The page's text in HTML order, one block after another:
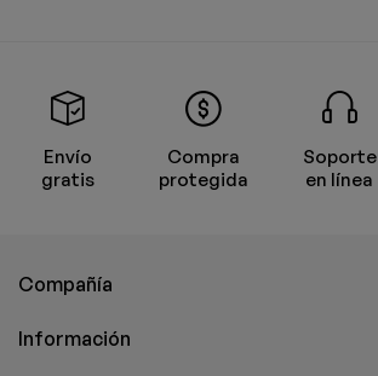
Envío
gratis
Compra
protegida
Soporte
en línea
Compañía
Información